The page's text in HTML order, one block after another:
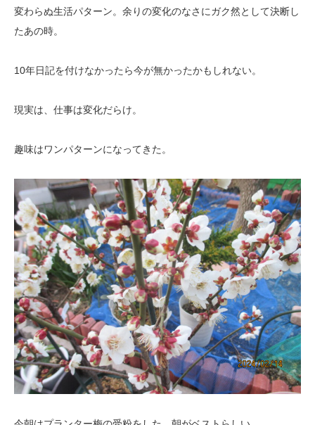
変わらぬ生活パターン。余りの変化のなさにガク然として決断し
たあの時。
10年日記を付けなかったら今が無かったかもしれない。
現実は、仕事は変化だらけ。
趣味はワンパターンになってきた。